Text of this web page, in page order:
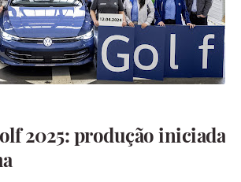
2025: produção iniciada